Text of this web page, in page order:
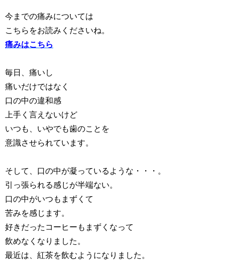
今までの痛みについては
こちらをお読みくださいね。
痛みはこちら
毎日、痛いし
痛いだけではなく
口の中の違和感
上手く言えないけど
いつも、いやでも歯のことを
意識させられています。
そして、口の中が凝っているような・・・。
引っ張られる感じが半端ない。
口の中がいつもまずくて
苦みを感じます。
好きだったコーヒーもまずくなって
飲めなくなりました。
最近は、紅茶を飲むようになりました。